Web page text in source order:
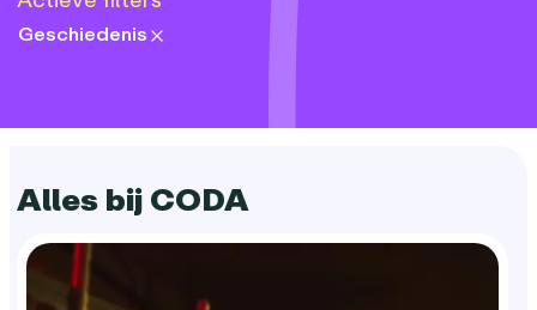
themes:
Geschiedenis
Alles bij CODA